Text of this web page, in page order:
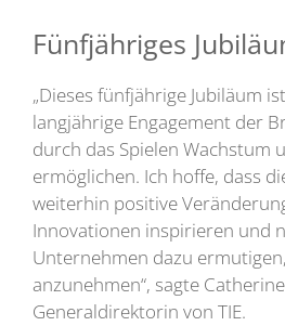
Fünfjähriges
„Dieses fünfjährige Jubiläum
langjährige Engagement der
durch das Spielen Wachstum
ermöglichen. Ich hoffe, dass
weiterhin positive
Innovationen inspirieren und
Unternehmen dazu
anzunehmen“, sagte
Generaldirektorin von TIE.